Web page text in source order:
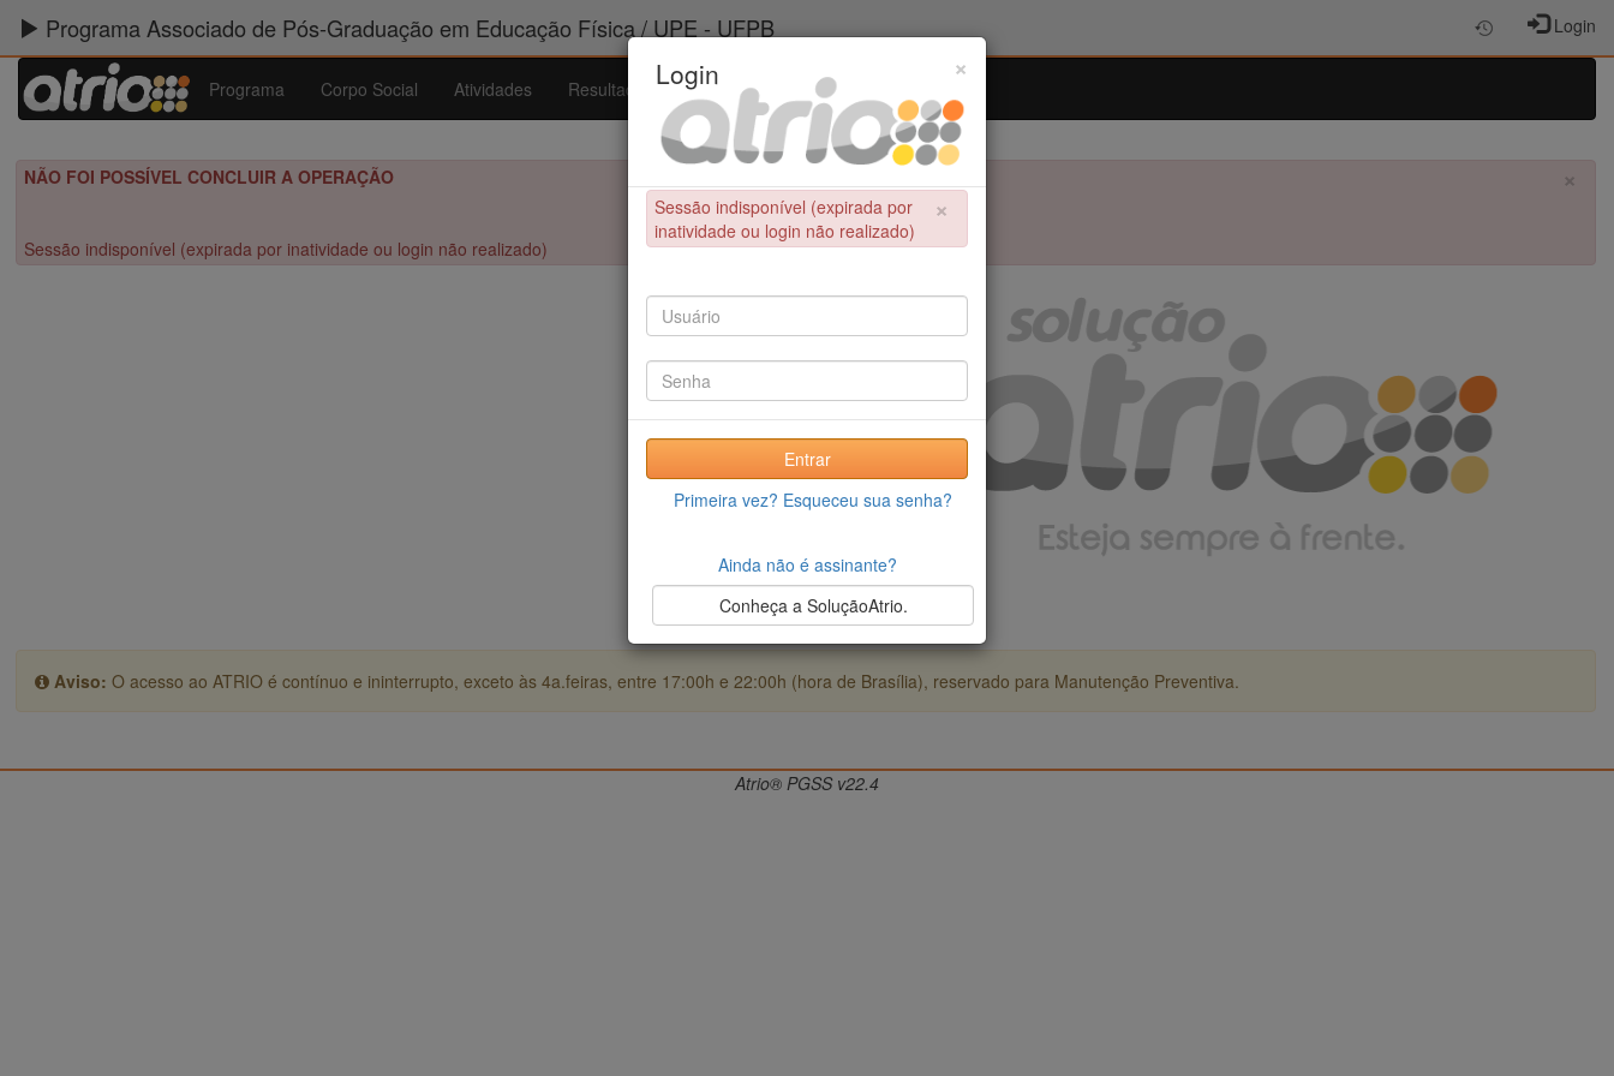
Programa Associado de Pós-Graduação em Educação Física / UPE - UFPB Login
Programa Corpo Social Atividades Resultados Admissão Ferramentas
×
NÃO FOI POSSÍVEL CONCLUIR A OPERAÇÃO
Sessão indisponível (expirada por inatividade ou login não realizado)
Aviso: O acesso ao ATRIO é contínuo e ininterrupto, exceto às 4a.feiras, entre 17:00h e 22:00h (hora de Brasília), reservado para Manutenção Preventiva.
×
Login
×
Sessão indisponível (expirada por
inatividade ou login não realizado)
Entrar
Primeira vez? Esqueceu sua senha?
Ainda não é assinante?
Conheça a SoluçãoAtrio.
Atrio® PGSS v22.4